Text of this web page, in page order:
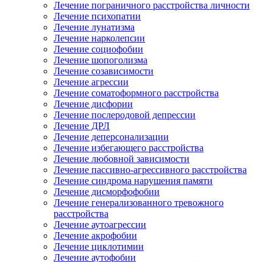
Лечение пограничного расстройства личности
Лечение психопатии
Лечение лунатизма
Лечение нарколепсии
Лечение социофобии
Лечение шопоголизма
Лечение созависимости
Лечение агрессии
Лечение соматоформного расстройства
Лечение дисфории
Лечение послеродовой депрессии
Лечение ДРЛ
Лечение деперсонализации
Лечение избегающего расстройства
Лечение любовной зависимости
Лечение пассивно-агрессивного расстройства
Лечение синдрома нарушения памяти
Лечение дисморфофобии
Лечение генерализованного тревожного
расстройства
Лечение аутоагрессии
Лечение акрофобии
Лечение циклотимии
Лечение аутофобии